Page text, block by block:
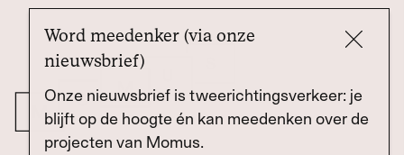
Word meedenker (via onze
nieuwsbrief)
Onze nieuwsbrief is tweerichtingsverkeer: je
blijft op de hoogte én kan meedenken over de
projecten van Momus.